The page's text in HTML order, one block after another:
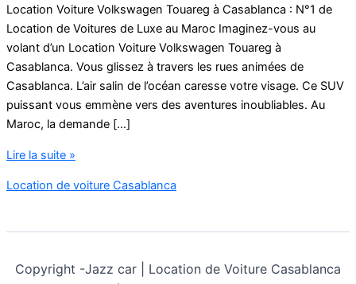
Location Voiture Volkswagen Touareg à Casablanca : N°1 de
Location de Voitures de Luxe au Maroc Imaginez-vous au
volant d’un Location Voiture Volkswagen Touareg à
Casablanca. Vous glissez à travers les rues animées de
Casablanca. L’air salin de l’océan caresse votre visage. Ce SUV
puissant vous emmène vers des aventures inoubliables. Au
Maroc, la demande […]
Location
Volkswagen
à
Lire la suite »
Location de voiture Casablanca
Copyright -Jazz car | Location de Voiture Casablanca